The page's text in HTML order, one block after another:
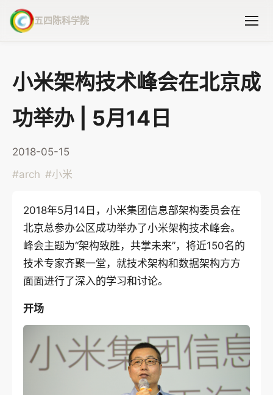
五四陈科学院
小米架构技术峰会在北京成
功举办 | 5月14日
2018-05-15
#arch #小米
2018年5月14日，小米集团信息部架构委员会在
北京总参办公区成功举办了小米架构技术峰会。
峰会主题为“架构致胜，共掌未来”，将近150名的
技术专家齐聚一堂，就技术架构和数据架构方方
面面进行了深入的学习和讨论。
开场